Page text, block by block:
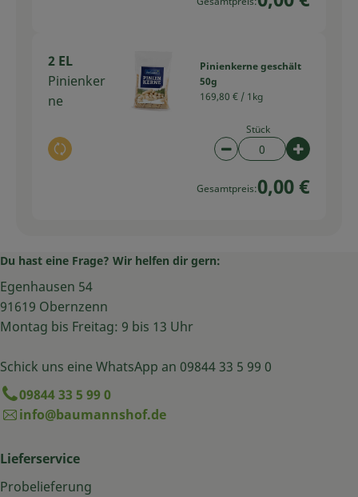
2 EL
Pinienker
ne
Auswahl ändern
Pinienkerne geschält
50g
169,80 € / 1kg
Stück
Artikelanzahl
Gesamtpreis:0,00 €
Du hast eine Frage? Wir helfen dir gern:
Egenhausen 54
91619 Obernzenn
Montag bis Freitag: 9 bis 13 Uhr
Schick uns eine WhatsApp an 09844 33 5 99 0
09844 33 5 99 0
info@baumannshof.de
Lieferservice
Probelieferung